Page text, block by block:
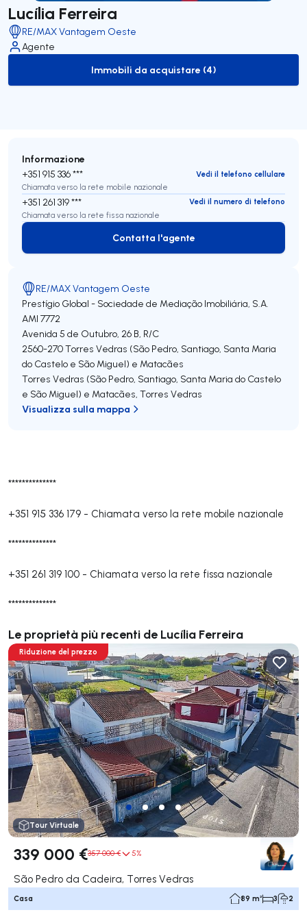
Lucília Ferreira
RE/MAX Vantagem Oeste
Agente
to-buy-listing
Immobili da acquistare (4)
**************
+351 915 336 179 - Chiamata verso la rete mobile nazionale
**************
+351 261 319 100 - Chiamata verso la rete fissa nazionale
**************
Le proprietà più recenti de Lucília Ferreira
Riduzione del prezzo
Tour Virtuale
339 000 €357 000 € 5%
São Pedro da Cadeira, Torres Vedras
Casa 89 m² 3 2
Informazione
+351 915 336 ***
Vedi il telefono cellulare
Chiamata verso la rete mobile nazionale
+351 261 319 ***
Vedi il numero di telefono
Chiamata verso la rete fissa nazionale
Contatta l'agente
Contatta l'agente
RE/MAX Vantagem Oeste
Prestígio Global - Sociedade de Mediação Imobiliária, S.A.
AMI 7772
Avenida 5 de Outubro, 26 B, R/C
2560-270Torres Vedras (São Pedro, Santiago, Santa Maria
do Castelo e São Miguel) e Matacães
Torres Vedras (São Pedro, Santiago, Santa Maria do Castelo
e São Miguel) e Matacães, Torres Vedras
Visualizza sulla mappa